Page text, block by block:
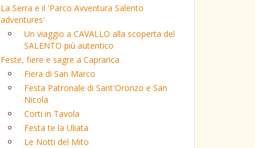
La Serra e il 'Parco Avventura Salento
adventures'
Un viaggio a CAVALLO alla scoperta del
SALENTO più autentico
Feste, fiere e sagre a Caprarica
Fiera di San Marco
Festa Patronale di Sant'Oronzo e San
Nicola
Corti in Tavola
Festa te la Uliata
Le Notti del Mito